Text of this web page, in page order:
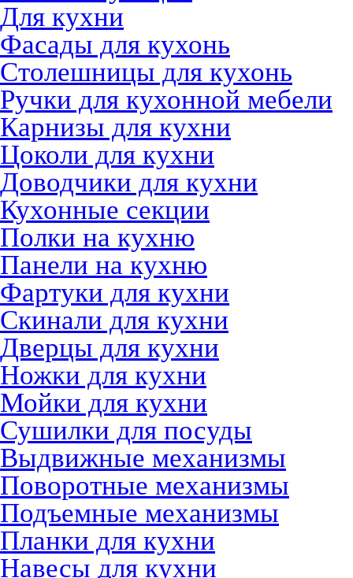
Для кухни
Фасады для кухонь
Столешницы для кухонь
Ручки для кухонной мебели
Карнизы для кухни
Цоколи для кухни
Доводчики для кухни
Кухонные секции
Полки на кухню
Панели на кухню
Фартуки для кухни
Скинали для кухни
Дверцы для кухни
Ножки для кухни
Мойки для кухни
Сушилки для посуды
Выдвижные механизмы
Поворотные механизмы
Подъемные механизмы
Планки для кухни
Навесы для кухни